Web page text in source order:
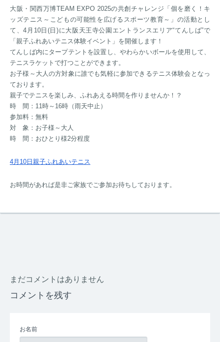
大阪・関西万博TEAM EXPO 2025の共創チャレンジ「個を磨く！キ
ッズテニス～こどもの可能性を広げるスポーツ教育～」の活動とし
て、4月10日(日)に大阪天王寺公園エントランスエリア“てんしば”で
「親子ふれあいテニス体験イベント」を開催します！
てんしば内にタープテントを設置し、やわらかいボールを使用して、
テニスラケットで打つことができます。
お子様～大人の方対象に誰でも気軽に参加できるテニス体験会となっ
ております。
親子でテニスを楽しみ、ふれあえる時間を作りませんか！？
時 間：11時～16時（雨天中止）
参加料：無料
対 象：お子様～大人
時 間：おひとり様2分程度
4月10日親子ふれあいテニス
お時間があれば是非ご家族でご参加お待ちしております。
まだコメントはありません
コメントを残す
お名前